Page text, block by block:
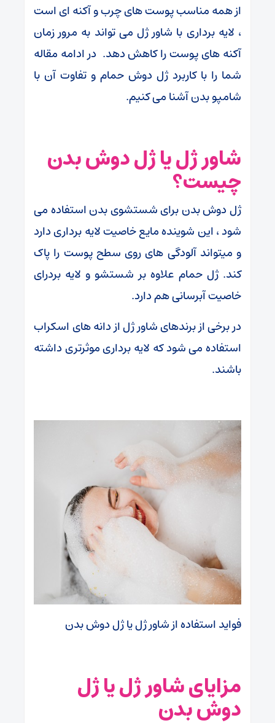
از همه مناسب پوست های چرب و آکنه ای است
، لایه برداری با شاور ژل می تواند به مرور زمان
آکنه های پوست را کاهش دهد. در ادامه مقاله
شما را با کاربرد ژل دوش حمام و تفاوت آن با
شامپو بدن آشنا می کنیم.
شاور ژل یا ژل دوش بدن
چیست؟
ژل دوش بدن برای شستشوی بدن استفاده می
شود ، این شوینده مایع خاصیت لایه برداری دارد
و میتواند آلودگی های روی سطح پوست را پاک
کند. ژل حمام علاوه بر شستشو و لایه بردرای
خاصیت آبرسانی هم دارد.
در برخی از برندهای شاور ژل از دانه های اسکراب
استفاده می شود که لایه برداری موثرتری داشته
باشند.
فواید استفاده از شاور ژل یا ژل دوش بدن
مزایای شاور ژل یا ژل
دوش بدن